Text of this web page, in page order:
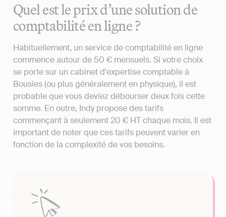
Quel est le prix d’une solution de
comptabilité en ligne ?
Habituellement, un service de comptabilité en ligne
commence autour de 50 € mensuels. Si votre choix
se porte sur un cabinet d'expertise comptable à
Bousies (ou plus généralement en physique), il est
probable que vous deviez débourser deux fois cette
somme. En outre, Indy propose des tarifs
commençant à seulement 20 € HT chaque mois. Il est
important de noter que ces tarifs peuvent varier en
fonction de la complexité de vos besoins.